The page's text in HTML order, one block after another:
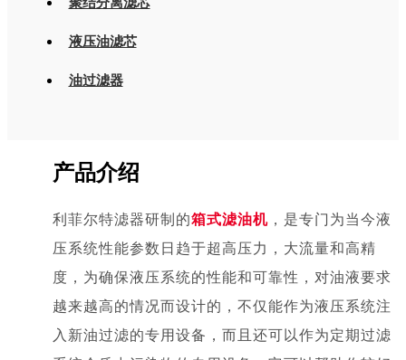
液压油滤芯
油过滤器
产品介绍
利菲尔特滤器研制的箱式滤油机 ，是专门为当今液
压系统性能参数日趋于超高压力，大流量和高精
度，为确保液压系统的性能和可靠性，对油液要求
越来越高的情况而设计的，不仅能作为液压系统注
入新油过滤的专用设备，而且还可以作为定期过滤